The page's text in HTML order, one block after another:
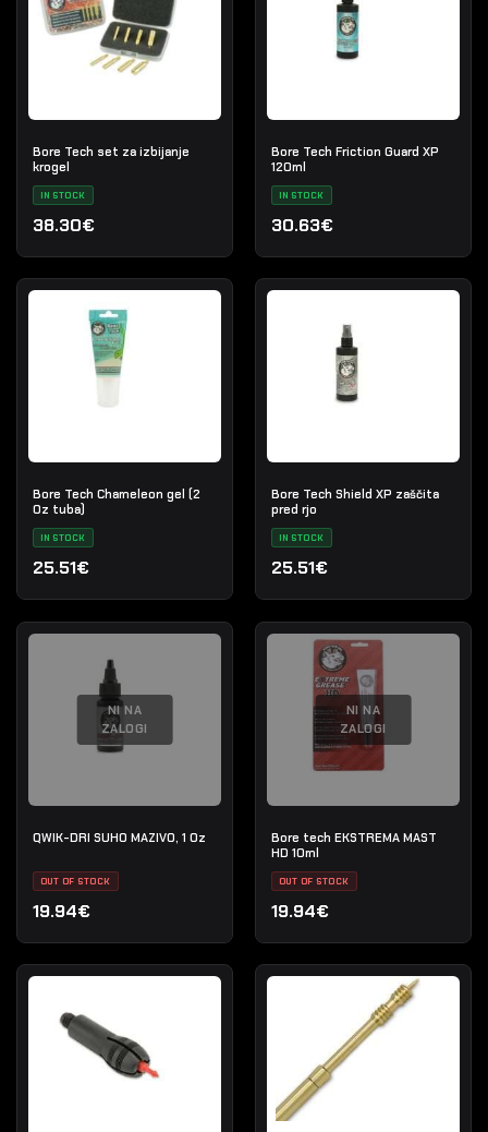
Bore Tech set za izbijanje
krogel
IN STOCK
38.30€
Bore Tech Friction Guard XP
120ml
IN STOCK
30.63€
Bore Tech Chameleon gel (2
Oz tuba)
IN STOCK
25.51€
Bore Tech Shield XP zaščita
pred rjo
IN STOCK
25.51€
NI NA
ZALOGI
QWIK-DRI SUHO MAZIVO, 1 Oz
OUT OF STOCK
19.94€
NI NA
ZALOGI
Bore tech EKSTREMA MAST
HD 10ml
OUT OF STOCK
19.94€